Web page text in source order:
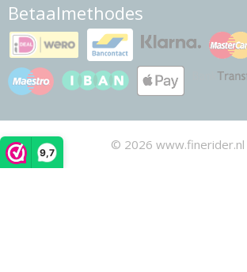
9,7
Betaalmethodes
© 2026 www.finerider.nl